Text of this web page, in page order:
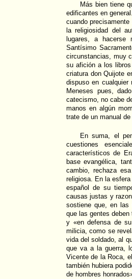
Más bien tiene
edificantes en
cuando
la religiosidad del
lugares, a hacerse
Santísimo
circunstancias, muy
su afición a los
criatura don Quijote
dispuso en
Meneses pues,
catecismo, no cabe
manos en algún
trate de un manual
En suma, el
cuestiones
característicos de
base evangélica,
cambio, rechaza
religiosa. En la
español de su
causas justas y
sostiene que, en las
que las gentes
y «en defensa de
milicia, como se
vida del soldado, al
que va a la guerra,
Vicente de la Roca,
también hubiera
de hombres